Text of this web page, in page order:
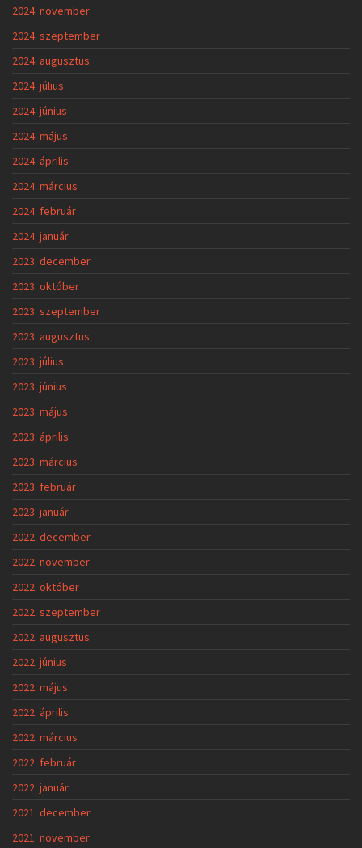
2024. november
2024. szeptember
2024. augusztus
2024. július
2024. június
2024. május
2024. április
2024. március
2024. február
2024. január
2023. december
2023. október
2023. szeptember
2023. augusztus
2023. július
2023. június
2023. május
2023. április
2023. március
2023. február
2023. január
2022. december
2022. november
2022. október
2022. szeptember
2022. augusztus
2022. június
2022. május
2022. április
2022. március
2022. február
2022. január
2021. december
2021. november